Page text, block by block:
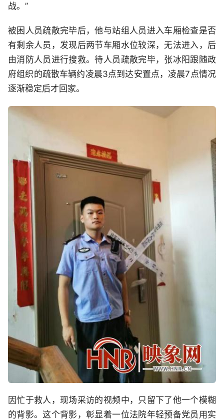
战。”
被困人员疏散完毕后，他与站组人员进入车厢检查是否
有剩余人员，发现后两节车厢水位较深，无法进入，后
由消防人员进行搜救。待人员疏散完毕，张冰阳跟随政
府组织的疏散车辆约凌晨3点到达安置点，凌晨7点情况
逐渐稳定后才回家。
因忙于救人，现场采访的视频中，只留下了他一个模糊
的背影。这个背影，彰显着一位法院年轻预备党员用实